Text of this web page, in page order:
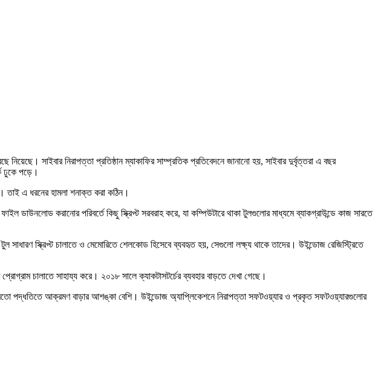
নিয়েছে। সাইবার নিরাপত্তা প্রতিষ্ঠান ম্যাকাফির সাম্প্রতিক প্রতিবেদনে জানানো হয়, সাইবার দুর্বৃত্তরা এ বছর
ঢুকে পড়ে।
তাই এ ধরনের হামলা শনাক্ত করা কঠিন।
ডাউনলোড করানোর পরিবর্তে কিছু স্ক্রিপ্ট সরবরাহ করে, যা কম্পিউটারে থাকা টুলগুলোর মাধ্যমে ব্যাকগ্রাউন্ডে কাজ সারতে
সাধারণ স্ক্রিপ্ট চালাতে ও মেমোরিতে শেলকোড হিসেবে ব্যবহৃত হয়, সেগুলো লক্ষ্য থাকে তাদের। উইন্ডোজ রেজিস্ট্রিতে
চালাতে সাহায্য করে। ২০১৮ সালে ক্যাকটাসটর্চের ব্যবহার বাড়তে দেখা গেছে।
মতো পদ্ধতিতে আক্রমণ বাড়ার আশঙ্কা বেশি। উইন্ডোজ অ্যাপ্লিকেশনে নিরাপত্তা সফটওয়্যার ও প্রকৃত সফটওয়্যারগুলোর